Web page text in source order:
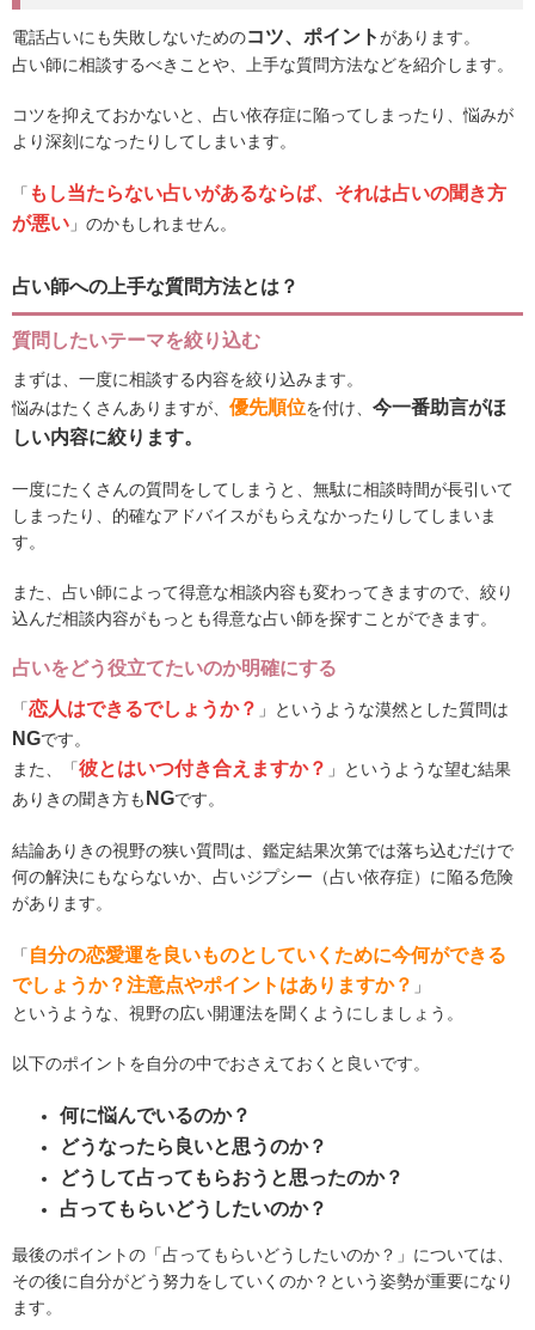
電話占いにも失敗しないためのコツ、ポイントがあります。
占い師に相談するべきことや、上手な質問方法などを紹介します。
コツを抑えておかないと、占い依存症に陥ってしまったり、悩みが
より深刻になったりしてしまいます。
「 もし当たらない占いがあるならば、それは占いの聞き方
が悪い 」のかもしれません。
占い師への上手な質問方法とは？
質問したいテーマを絞り込む
まずは、一度に相談する内容を絞り込みます。
悩みはたくさんありますが、 優先順位を付け、 今一番助言がほ
しい内容に絞ります。
一度にたくさんの質問をしてしまうと、無駄に相談時間が長引いて
しまったり、的確なアドバイスがもらえなかったりしてしまいま
す。
また、占い師によって得意な相談内容も変わってきますので、絞り
込んだ相談内容がもっとも得意な占い師を探すことができます。
占いをどう役立てたいのか明確にする
「恋人はできるでしょうか？ 」というような漠然とした質問は
NGです。
また、「彼とはいつ付き合えますか？ 」というような望む結果
ありきの聞き方も NGです。
結論ありきの視野の狭い質問は、鑑定結果次第では落ち込むだけで
何の解決にもならないか、占いジプシー（占い依存症）に陥る危険
があります。
「 自分の恋愛運を良いものとしていくために今何ができる
でしょうか？注意点やポイントはありますか？ 」
というような、視野の広い開運法を聞くようにしましょう。
以下のポイントを自分の中でおさえておくと良いです。
何に悩んでいるのか？
どうなったら良いと思うのか？
どうして占ってもらおうと思ったのか？
占ってもらいどうしたいのか？
最後のポイントの「占ってもらいどうしたいのか？」については、
その後に自分がどう努力をしていくのか？という姿勢が重要になり
ます。